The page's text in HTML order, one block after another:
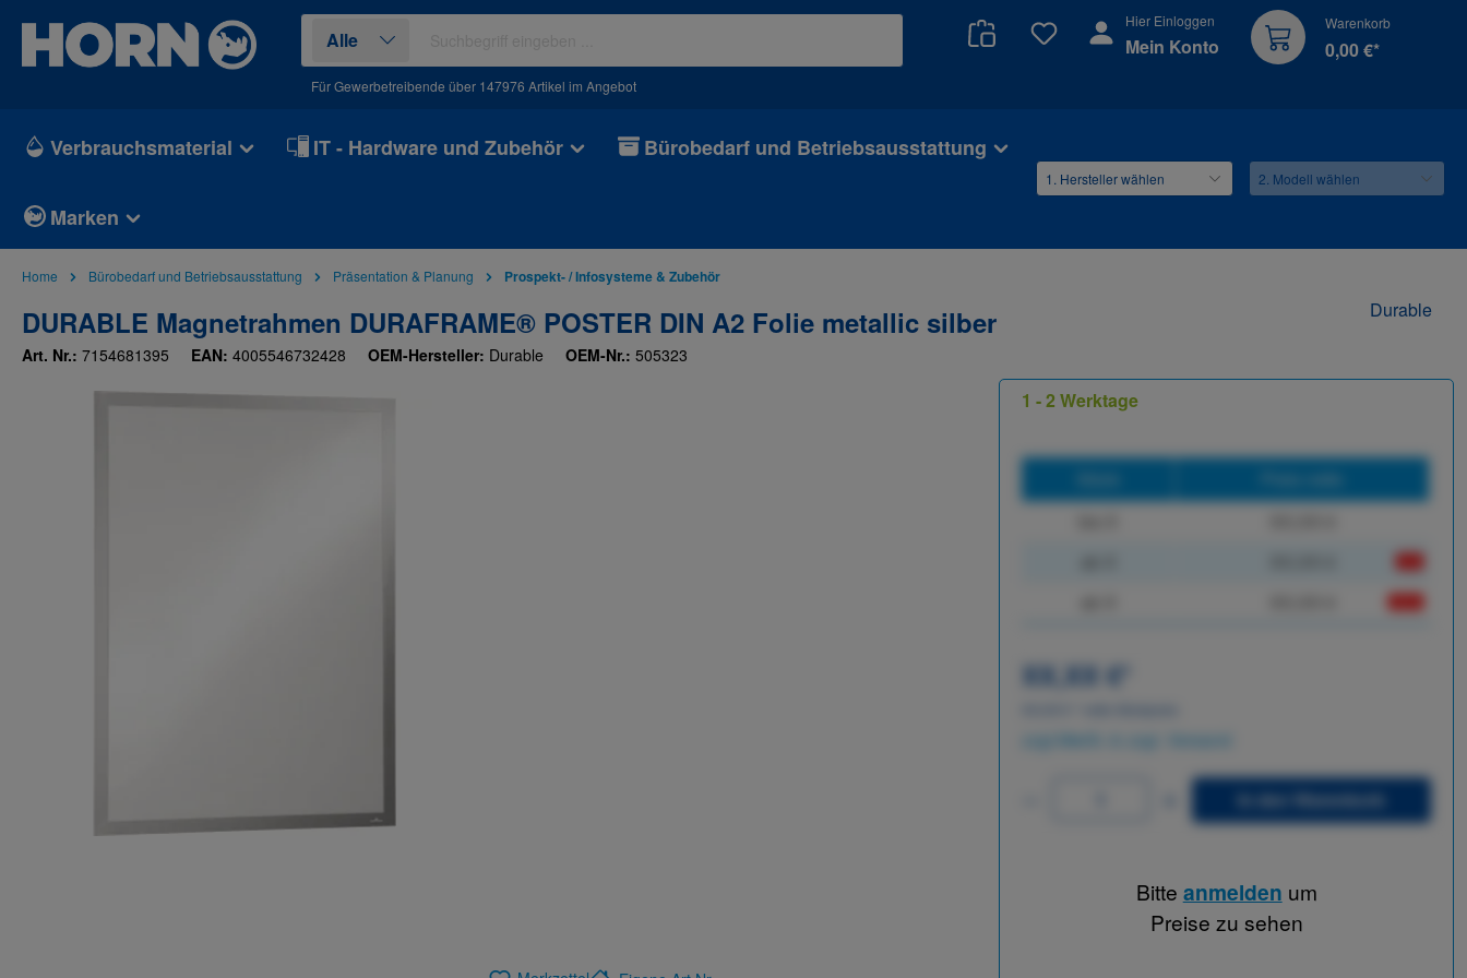
Zur Hauptnavigation springen
Alle
Für Gewerbetreibende über 147976 Artikel im Angebot
Du hast 0 Produkte auf dem Merkzettel
Hier Einloggen
Mein Konto
Warenkorb
0,00 €*
Verbrauchsmaterial IT - Hardware und Zubehör Bürobedarf und Betriebsausstattung
Marken
Home Bürobedarf und Betriebsausstattung Präsentation & Planung Prospekt- / Infosysteme & Zubehör
DURABLE Magnetrahmen DURAFRAME® POSTER DIN A2 Folie metallic silber
Art. Nr.: 7154681395 EAN: 4005546732428 OEM-Hersteller: Durable OEM-Nr.: 505323
Durable
Bildergalerie überspringen 1 - 2 Werktage
XX,XX €
In den Warenkorb
Bitte anmelden um
Preise zu sehen